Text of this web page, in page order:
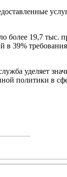
более 19,7
39%
уделяет
политики в